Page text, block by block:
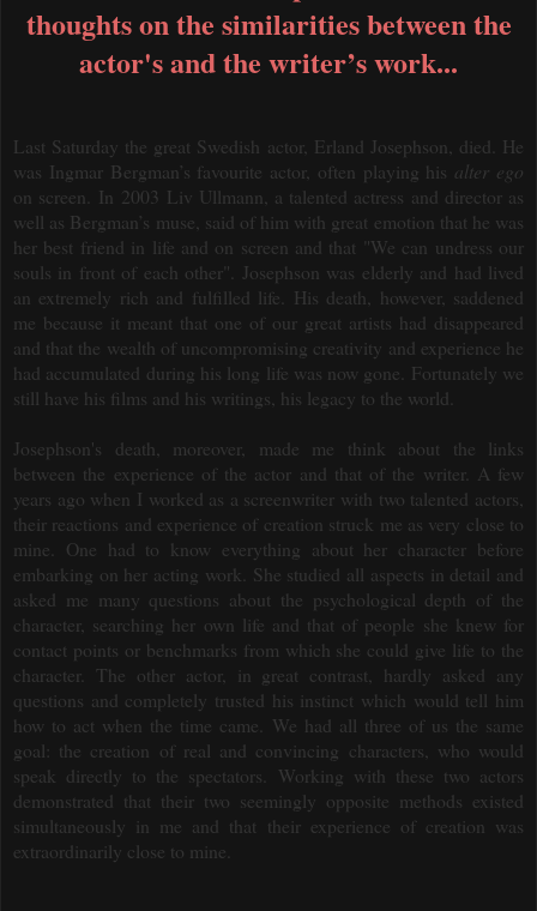
thoughts on the similarities between the
actor's and the writer’s work...
Last Saturday the great Swedish actor, Erland Josephson, died. He
was Ingmar Bergman’s favourite actor, often playing his alter ego
on screen.
In 2003 Liv Ullmann, a talented actress and director as
well as Bergman’s muse, said of him with great emotion that he was
her best friend in life and on screen and that "We can undress our
souls in front of each other". Josephson was elderly and had lived
an extremely rich and fulfilled life.
His death, however, saddened
me because it meant that one of our great artists had disappeared
and that the wealth of uncompromising creativity and experience he
had accumulated during his long life was now gone. Fortunately we
still have his films and his writings, his legacy to the world.
Josephson's death, moreover, made me think about the links
between the experience of the actor and that of the writer. A few
years ago when I worked as a screenwriter with two talented actors,
their reactions and experience of creation struck me as very close to
mine.
One had to know everything about her character before
embarking on her acting work. She studied all aspects in detail and
asked me many questions about the psychological depth of the
character, searching her own life and that of people she knew for
contact points or benchmarks from which she could give life to the
character.
The other actor, in great contrast, hardly asked any
questions and completely trusted his instinct which would tell him
how to act when the time came.
We had all three of us the same
goal: the creation of real and convincing characters, who would
speak directly to the spectators. Working with these two actors
demonstrated that their two seemingly opposite methods existed
simultaneously in me and that their experience of creation was
extraordinarily close to mine.